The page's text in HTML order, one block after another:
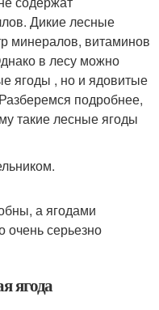
Дикие лесные
минералов, витаминов
в лесу можно
ягоды , но и ядовитые
подробнее,
такие лесные ягоды
а ягодами
очень серьезно
ягода